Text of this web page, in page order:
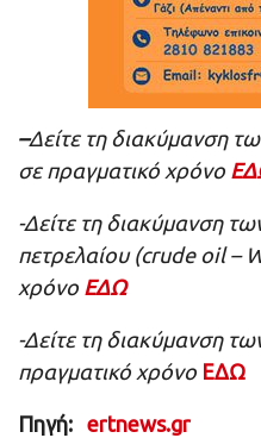
–Δείτε τη διακύμανση
σε πραγματικό χρόνο
-Δείτε τη διακύμανση
πετρελαίου (crude oil –
χρόνο ΕΔΩ
-Δείτε τη διακύμανση
πραγματικό χρόνο ΕΔΩ
Πηγή: ertnews.gr